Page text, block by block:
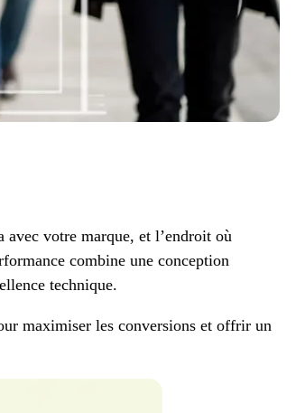
votre marque, et l’endroit où
combine une conception
technique.
maximiser les conversions et offrir un